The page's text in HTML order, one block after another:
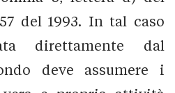
del 1993. In tal caso
direttamente dal
deve assumere i